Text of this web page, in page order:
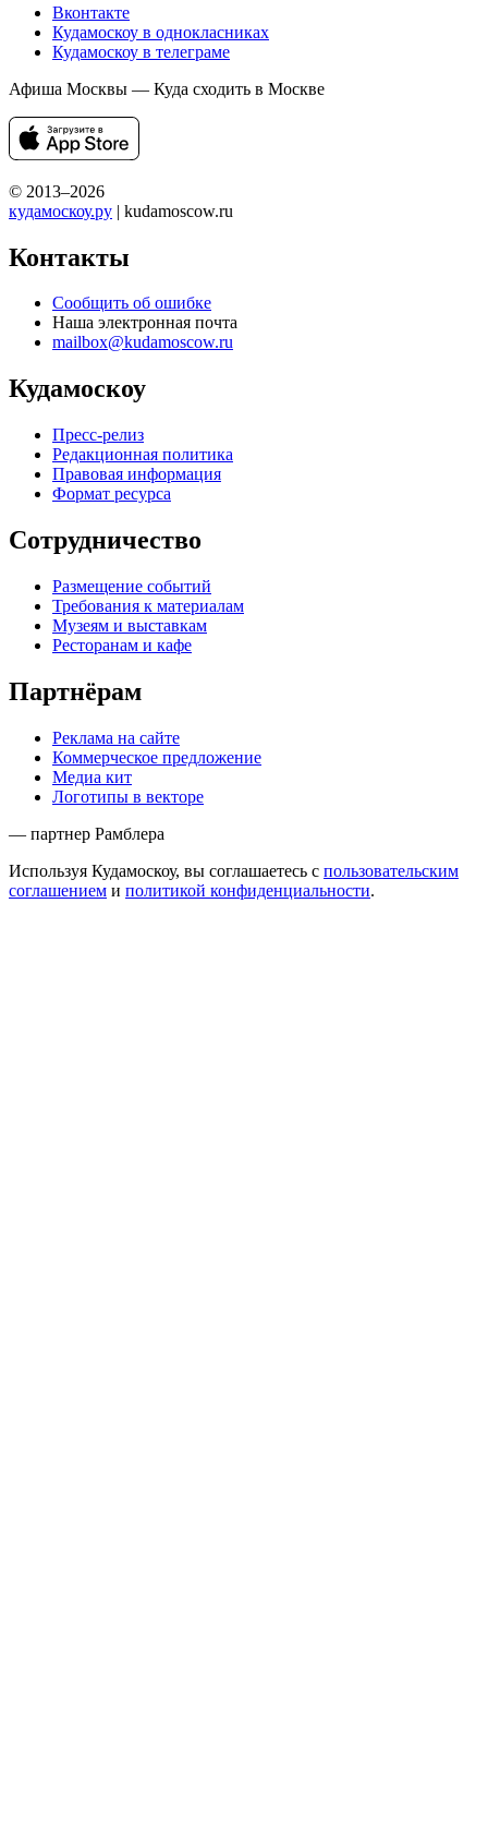
Вконтакте
Кудамоскоу в однокласниках
Кудамоскоу в телеграме
Афиша Москвы — Куда сходить в Москве
© 2013–2026
кудамоскоу.ру | kudamoscow.ru
Контакты
Сообщить об ошибке
Наша электронная почта
mailbox@kudamoscow.ru
Кудамоскоу
Пресс-релиз
Редакционная политика
Правовая информация
Формат ресурса
Сотрудничество
Размещение событий
Требования к материалам
Музеям и выставкам
Ресторанам и кафе
Партнёрам
Реклама на сайте
Коммерческое предложение
Медиа кит
Логотипы в векторе
— партнер Рамблера
Используя Кудамоскоу, вы соглашаетесь с пользовательским
соглашением и политикой конфиденциальности.